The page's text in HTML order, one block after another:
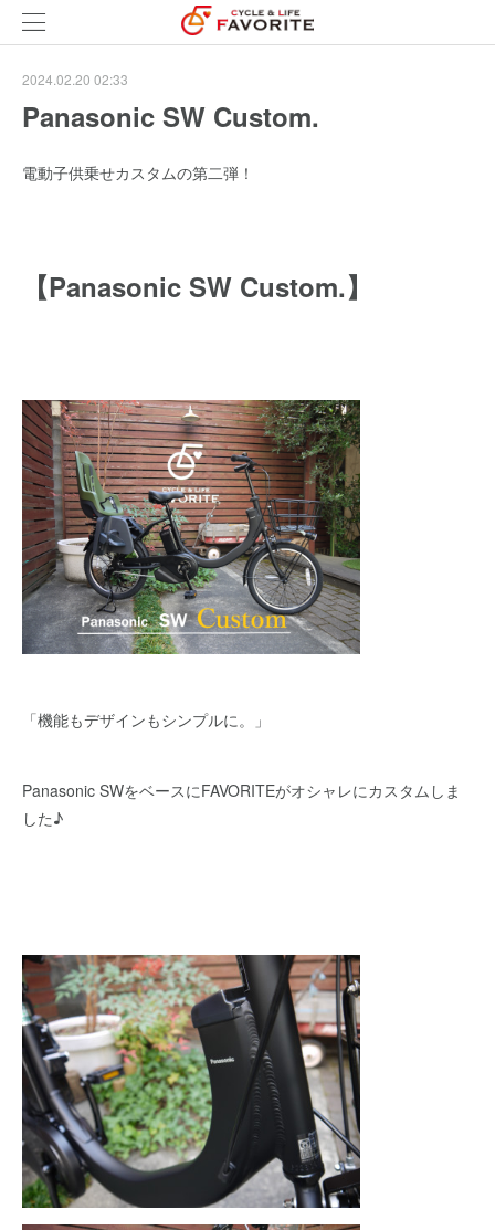
2024.02.20 02:33
Panasonic SW Custom.
電動子供乗せカスタムの第二弾！
【Panasonic SW Custom.】
「機能もデザインもシンプルに。」
Panasonic SWをベースにFAVORITEがオシャレにカスタムしま
した♪